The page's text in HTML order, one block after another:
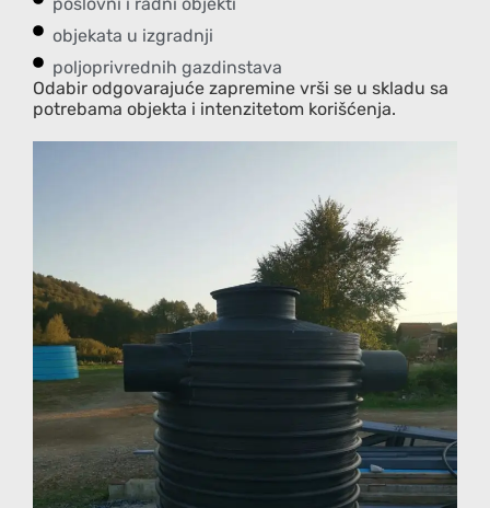
objekata u izgradnji
poljoprivrednih gazdinstava
Odabir odgovarajuće zapremine vrši se u skladu sa
potrebama objekta i intenzitetom korišćenja.